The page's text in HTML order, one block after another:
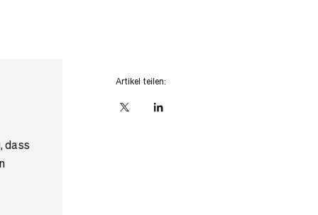
dass
Artikel teilen:
X linkedIn